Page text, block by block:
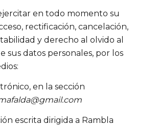
en todo momento su
rectificación, cancelación,
y derecho al olvido al
sus datos personales, por los
en la sección
escrita dirigida a Rambla